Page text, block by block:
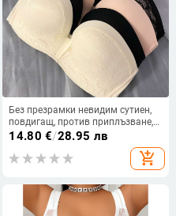
Без презрамки невидим сутиен,
повдигащ, против приплъзване,
тънък бандео стил за жените
14.80 €/28.95 лв
add_shopping_cart